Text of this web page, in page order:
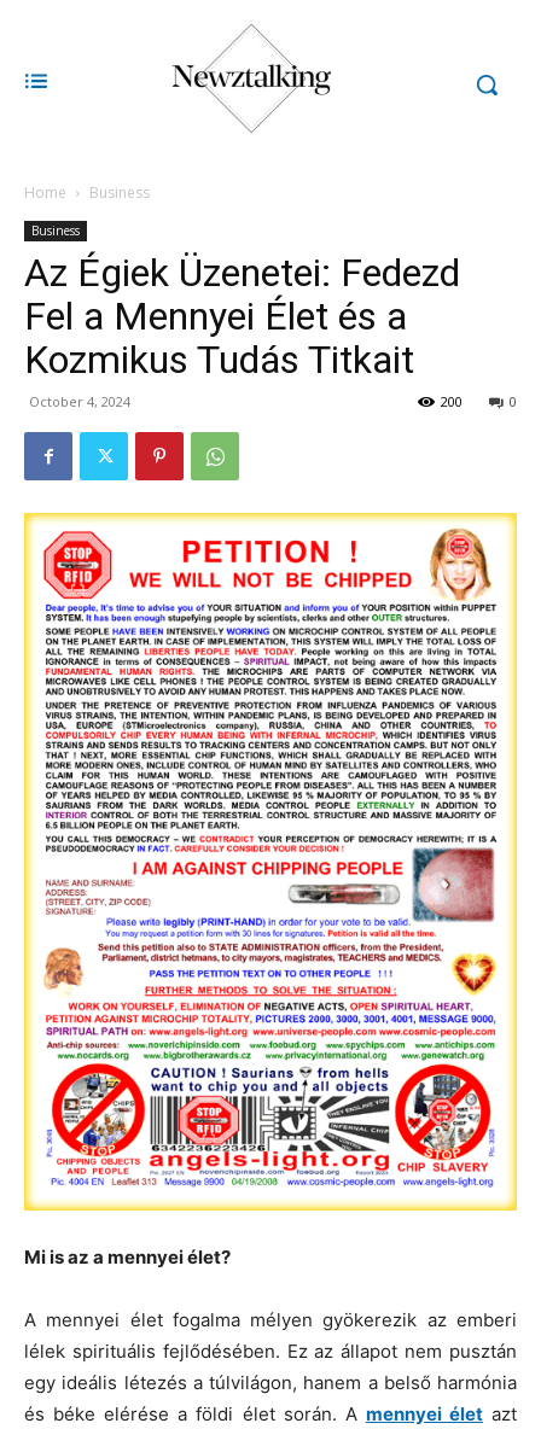
Home Business
Business
Az Égiek Üzenetei: Fedezd
Fel a Mennyei Élet és a
Kozmikus Tudás Titkait
October 4, 2024 0
200
Mi is az a mennyei élet?
A mennyei élet fogalma mélyen gyökerezik az emberi
lélek spirituális fejlődésében. Ez az állapot nem pusztán
egy ideális létezés a túlvilágon, hanem a belső harmónia
és béke elérése a földi élet során. A mennyei életazt